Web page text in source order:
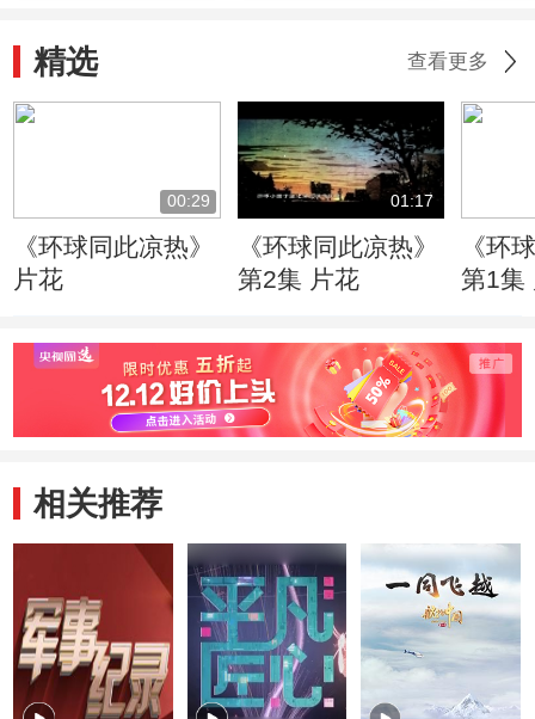
大迁移
草原
精选 查看更多
00:29
《环球同此凉热》
片花
01:17
《环球同此凉热》
第2集 片花
《环
第1集
相关推荐